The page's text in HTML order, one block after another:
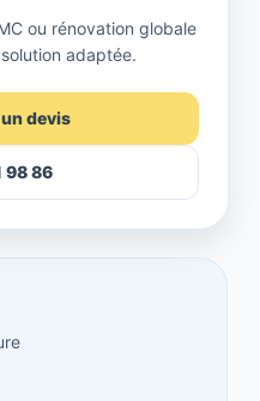
ou rénovation globale
adaptée.
devis
98 86